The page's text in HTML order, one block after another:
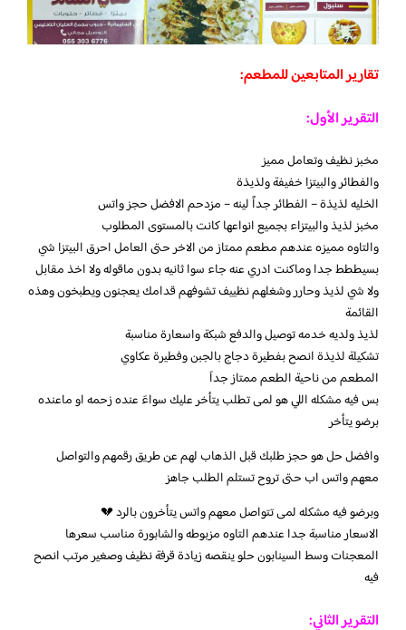
تقارير المتابعين للمطعم:
التقرير الأول:
مخبز نظيف وتعامل مميز
والفطائر والبيتزا خفيفة ولذيذة
الخليه لذيذة – الفطائر جداً لينه – مزدحم الافضل حجز واتس
مخبز لذيذ والبيتزاء بجميع انواعها كانت بالمستوى المطلوب
والتاوه مميزه عندهم مطعم ممتاز من الاخر حتى العامل احرق البيتزا شي
بسيططط جدا وماكنت ادري عنه جاء سوا ثانيه بدون ماقوله ولا اخذ مقابل
ولا شي لذيذ وحارر وشغلهم نظييف تشوفهم قدامك يعجنون ويطبخون وهذه
القائمة
لذيذ ولديه خدمه توصيل والدفع شبكة واسعارة مناسبة
تشكيلة لذيذة انصح بفطيرة دجاج بالجبن وفطيرة عكاوي
المطعم من ناحية الطعم ممتاز جداَ
بس فيه مشكله اللي هو لمى تطلب يتأخر عليك سواءَ عنده زحمه او ماعنده
برضو يتأخر
وافضل حل هو حجز طلبك قبل الذهاب لهم عن طريق رقمهم والتواصل
معهم واتس اب حتى تروح تستلم الطلب جاهز
وبرضو فيه مشكله لمى تتواصل معهم واتس يتأخرون بالرد 💔
الاسعار مناسبة جدا عندهم التاوه مزبوطه والشابورة مناسب سعرها
المعجنات وسط السينابون حلو ينقصه زيادة قرفة نظيف وصغير مرتب انصح
فيه
التقرير الثاني: